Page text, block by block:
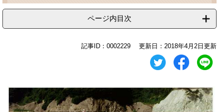
文
ページ内目次
記事ID：0002229 更新日：2018年4月2日更新